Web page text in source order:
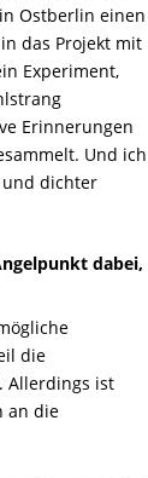
Ostberlin einen
das Projekt mit
Experiment,
Erinnerungen
Und ich
und dichter
dabei,
die
Allerdings ist
an die